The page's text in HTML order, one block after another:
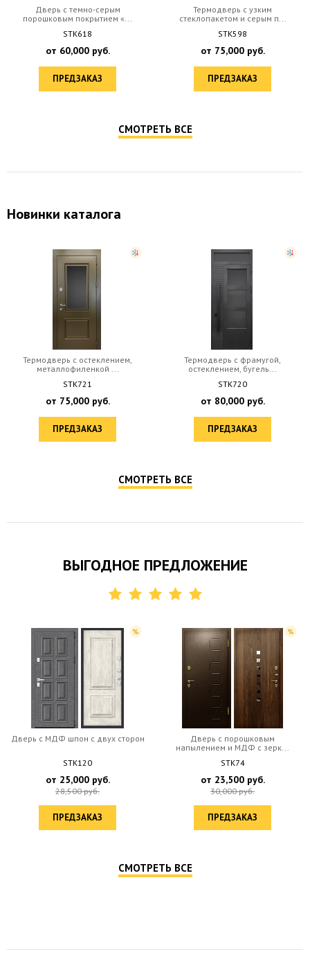
Дверь с темно-серым
порошковым покрытием «...
STK618
от 60,000руб.
ПРЕДЗАКАЗ
Термодверь с узким
стеклопакетом и серым п...
STK598
от 75,000руб.
ПРЕДЗАКАЗ
СМОТРЕТЬ ВСЕ
Новинки каталога
Термодверь с фрамугой,
остеклением, бугель...
от
Термодверь с
стеклом,
от
СМОТРЕТЬ ВСЕ
ВЫГОДНОЕ ПРЕДЛОЖЕНИЕ
Дверь c МДФ шпон с двух сторон
STK120
от 25,000руб.
28,500руб.
ПРЕДЗАКАЗ
Дверь с порошковым
напылением и МДФ с зерк...
STK74
от 23,500руб.
30,000руб.
ПРЕДЗАКАЗ
СМОТРЕТЬ ВСЕ